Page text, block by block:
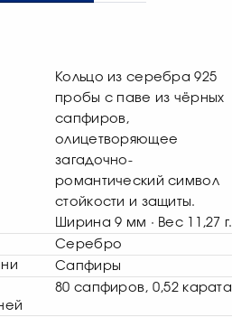
Кольцо из серебра 925
пробы с паве из чёрных
сапфиров,
олицетворяющее
загадочно-
романтический символ
стойкости и защиты.
Ширина 9 мм · Вес 11,27 г.
Серебро
Сапфиры
80 сапфиров, 0,52 карата